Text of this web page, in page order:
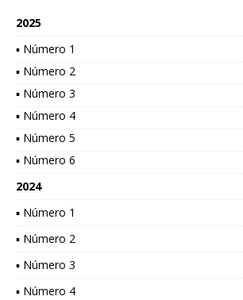
2025
▪ Número 1
▪ Número 2
▪ Número 3
▪ Número 4
▪ Número 5
▪ Número 6
2024
▪ Número 1
▪ Número 2
▪ Número 3
▪ Número 4